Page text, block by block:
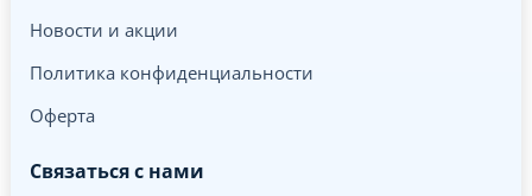
Новости и акции
Политика конфиденциальности
Оферта
Связаться с нами